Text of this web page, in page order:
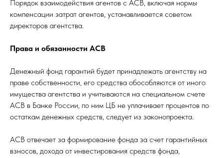
Порядок взаимодействия агентов с АСВ, включая нормы
компенсации затрат агентов, устанавливается советом
директоров агентства.
Права и обязанности АСВ
Денежный фонд гарантий будет принадлежать агентству на
праве собственности, его средства обособляются от иного
имущества агентства и учитываются на специальном счете
АСВ в Банке России, по ним ЦБ не уплачивает процентов по
остаткам денежных средств, следует из законопроекта.
АСВ отвечает за формирование фонда за счет гарантийных
взносов, дохода от инвестирования средств фонда,